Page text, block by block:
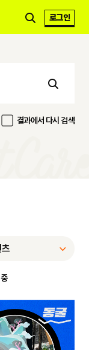
로그인
결과에서 다시 검색